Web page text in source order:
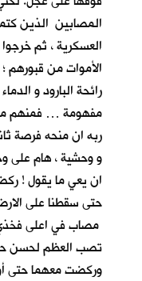
المصابين الذين
العسكرية ، ثم
الأموات من قبورهم
رائحة البارود و
مفهومة … فمنهم
ربه ان منحه فرصة
و وحشية ، هام
ان يعي ما يقول !
حتى سقطنا على
مصاب في اعلى
تصب العظم لحسن
وركضت معهما حتى